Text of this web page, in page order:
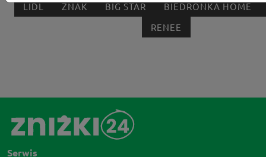
LIDL
ZNAK BIG STAR
BIEDRONKA HOME
RENEE
Serwis